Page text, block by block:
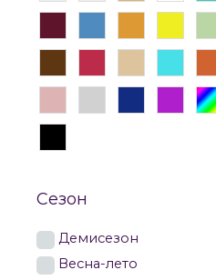
Сезон
Демисезон
Весна-лето